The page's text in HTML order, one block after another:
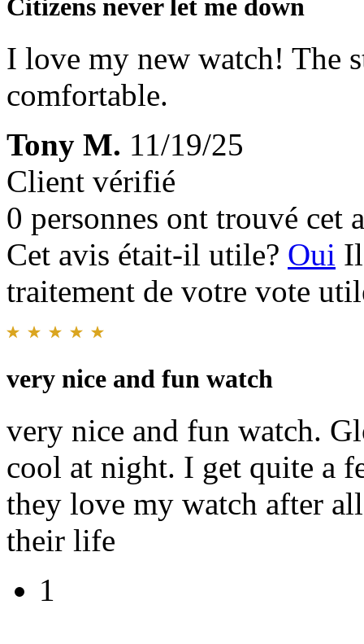
Citizens never let me down
I love my new watch! The
comfortable.
Tony M. 11/19/25
Client vérifié
0 personnes ont trouvé cet
Cet avis était-il utile? Oui
traitement de votre vote
very nice and fun watch
very nice and fun watch.
cool at night. I get quite a
they love my watch after
their life
1